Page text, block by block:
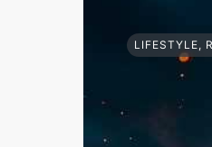
LIFESTYLE,